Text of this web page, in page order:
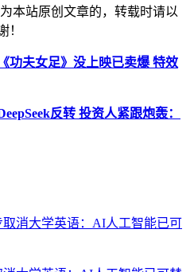
本站原创文章的，转载时请以
！
功夫女足》没上映已卖爆 特效
反转 投资人紧跟炮轰：